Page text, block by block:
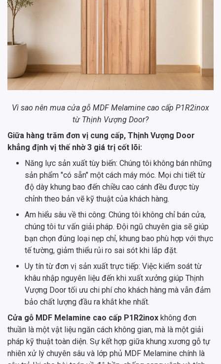
Vì sao nên mua cửa gỗ MDF Melamine cao cấp P1R2inox
từ Thịnh Vượng Door?
Giữa hàng trăm đơn vị cung cấp, Thịnh Vượng Door
khẳng định vị thế nhờ 3 giá trị cốt lõi:
Năng lực sản xuất tùy biến: Chúng tôi không bán những
sản phẩm "có sẵn" một cách máy móc. Mọi chi tiết từ
độ dày khung bao đến chiều cao cánh đều được tùy
chỉnh theo bản vẽ kỹ thuật của khách hàng.
Am hiểu sâu về thi công: Chúng tôi không chỉ bán cửa,
chúng tôi tư vấn giải pháp. Đội ngũ chuyên gia sẽ giúp
bạn chọn đúng loại nẹp chỉ, khung bao phù hợp với thực
tế tường, giảm thiểu rủi ro sai sót khi lắp đặt.
Uy tín từ đơn vị sản xuất trực tiếp: Việc kiểm soát từ
khâu nhập nguyên liệu đến khi xuất xưởng giúp Thịnh
Vượng Door tối ưu chi phí cho khách hàng mà vẫn đảm
bảo chất lượng đầu ra khắt khe nhất.
Cửa gỗ MDF Melamine cao cấp P1R2inox không đơn
thuần là một vật liệu ngăn cách không gian, mà là một giải
pháp kỹ thuật toàn diện. Sự kết hợp giữa khung xương gỗ tự
nhiên xử lý chuyên sâu và lớp phủ MDF Melamine chính là